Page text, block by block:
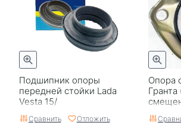
Подшипник опоры
передней стойки Lada
Vesta 15/
VAP8454343
Сравнить Отложить
Опора
Гранта